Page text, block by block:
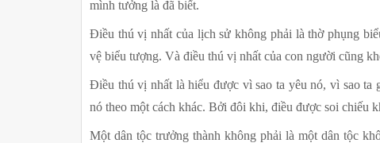
mình tưởng là đã biết.
Điều thú vị nhất của lịch sử không phải là thờ phụng
vệ biểu tượng. Và điều thú vị nhất của con người cũng
Điều thú vị nhất là hiểu được vì sao ta yêu nó, vì sao
nó theo một cách khác. Bởi đôi khi, điều được soi chiếu
Một dân tộc trưởng thành không phải là một dân tộc